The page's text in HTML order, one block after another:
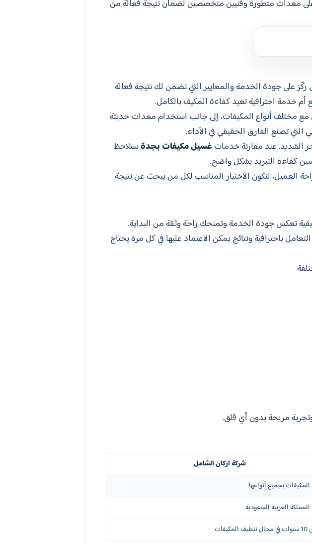
معدات متطورة وفنيين متخصصين لضمان نتيجة فعالة من
على جودة الخدمة والمعايير التي تضمن لك نتيجة فعالة
خدمة احترافية تعيد كفاءة المكيف بالكامل.
مع مختلف أنواع المكيفات، إلى جانب استخدام معدات حديثة
التي تصنع الفارق الحقيقي في الأداء.
الشديد. عند مقارنة خدمات غسيل مكيفات بجدةستلاحظ
كفاءة التبريد بشكل واضح.
العميل، لنكون الاختيار المناسب لكل من يبحث عن نتيجة
تعكس جودة الخدمة وتمنحك راحة وثقة من البداية.
باحترافية ونتائج يمكن الاعتماد عليها في كل مرة يحتاج
مريحة بدون أي قلق.
شركة اركان الشامل
بجميع أنواعها
العربية السعودية